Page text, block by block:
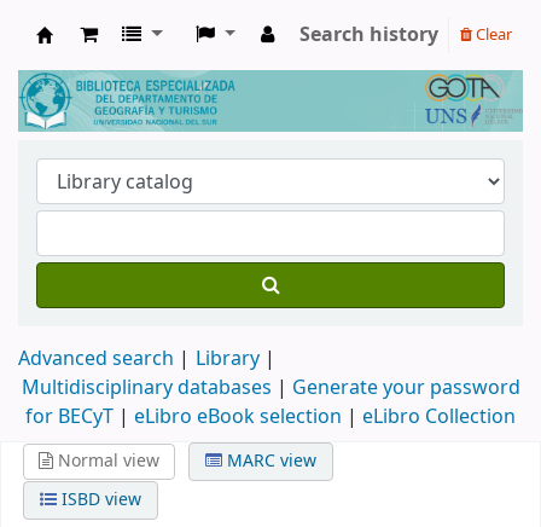
Biblioteca de Geografía y Turismo
Search history Clear
Advanced search
Library
Multidisciplinary databases | Generate your password
for BECyT | eLibro eBook selection | eLibro Collection
Normal view
MARC view
ISBD view